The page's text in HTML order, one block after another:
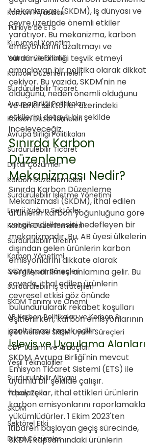
Karbon Piyasaları
Türkiye’de ETS
Kurumsal Yönetim
Yatırım ve Finans
Karbon Düzenlemeleri
Sürdürülebilir Ticaret
Avrupa Birliği Politikaları
Karbon Düzenlemeleri
Avrupa Birliği Politikaları
Sürdürülebilir Ticaret
Dijital Çözümler
Karbon Düzenlemeleri
Sürdürülebilir İşletme Yönetimi
Enerji Yoğun Sektörler
Karbon Düzenlemeleri
Sürdürülebilir Üretim
Karbon Yönetimi
SKDM Uyum Süreçleri
Sürdürülebilir İş Stratejileri
SKDM Tanımı ve Önemi
AB Karbon Politikaları ve Karbon Sı
İşletmelerde SKDM Uyum Süreçleri
CDP Tanımı ve Amaçları
Yeşil Teknolojiler
Sürdürülebilir Altyapı
Yapay Zeka
SKDM
Sektörel Etki
Dijital Çözümler
Mekanizması (SKDM), iş dünyası ve
çevre üzerinde önemli etkiler
yaratıyor. Bu mekanizma, karbon
emisyonlarını azaltmayı ve
sürdürülebilirliği teşvik etmeyi
amaçlayan bir politika olarak dikkat
çekiyor. Bu yazıda, SKDM'nin ne
olduğunu, neden önemli olduğunu
ve farklı sektörler üzerindeki
etkilerini detaylı bir şekilde
inceleyeceğiz.
Sınırda Karbon
Düzenleme
Mekanizması Nedir?
Sınırda Karbon Düzenleme
Mekanizması (SKDM), ithal edilen
ürünlerin karbon yoğunluğuna göre
vergilendirilmesini hedefleyen bir
mekanizmadır. Bu, AB üyesi ülkelerin
dışından gelen ürünlerin karbon
emisyonlarını dikkate alarak
vergilendirilmesi anlamına gelir. Bu
sayede, ithal edilen ürünlerin
çevresel etkisi göz önünde
bulundurularak rekabet koşulları
eşitlenirken, karbon emisyonlarının
azaltılması teşvik edilir.
İşleyiş ve Uygulama Alanları
SKDM, Avrupa Birliği'nin mevcut
Emisyon Ticaret Sistemi (ETS) ile
uyumlu bir şekilde çalışır.
İthalatçılar, ithal ettikleri ürünlerin
karbon emisyonlarını raporlamakla
yükümlüdürler. 1 Ekim 2023'ten
itibaren başlayan geçiş sürecinde,
SKDM kapsamındaki ürünlerin